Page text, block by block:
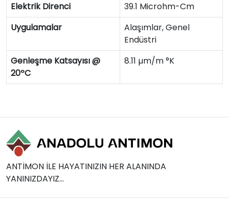
Elektrik Direnci
39.1 Microhm-Cm
Uygulamalar
Alaşımlar, Genel
Endüstri
Genleşme Katsayısı @
20ºC
8.11 µm/m °K
ANTİMON İLE HAYATINIZIN HER ALANINDA
YANINIZDAYIZ...